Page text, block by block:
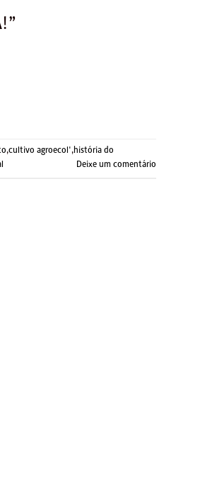
,cultivo agroecol',história do
Deixe um comentário